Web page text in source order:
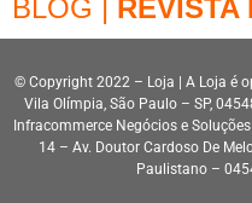
BLOG | REVISTA
© Copyright 2022 – Loja | A Loja é
Vila Olímpia, São Paulo – SP,
Infracommerce Negócios e
14 – Av. Doutor Cardoso De
Paulistano –